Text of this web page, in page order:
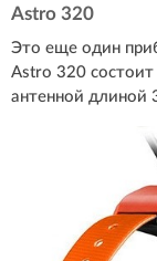
Astro 320
Это еще один
Astro 320 состоит
антенной длиной